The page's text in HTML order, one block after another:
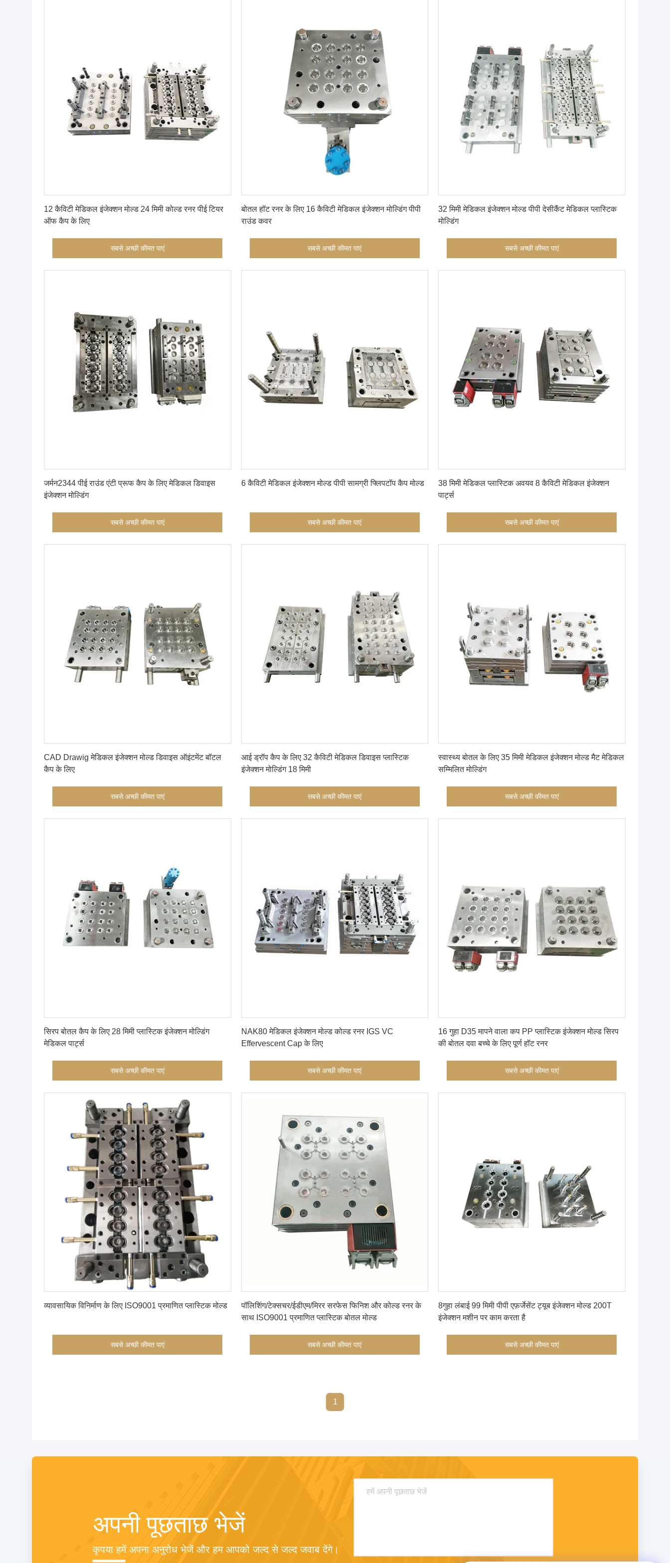
12 कैविटी मेडिकल इंजेक्शन मोल्ड 24 मिमी कोल्ड रनर पीई टियर
ऑफ कैप के लिए
सबसे अच्छी कीमत पाएं
बोतल हॉट रनर के लिए 16 कैविटी मेडिकल इंजेक्शन मोल्डिंग पीपी
राउंड कवर
सबसे अच्छी कीमत पाएं
32 मिमी मेडिकल इंजेक्शन मोल्ड पीपी देसीकैंट मेडिकल प्लास्टिक
मोल्डिंग
सबसे अच्छी कीमत पाएं
जर्मन2344 पीई राउंड एंटी प्रूफ कैप के लिए मेडिकल डिवाइस
इंजेक्शन मोल्डिंग
सबसे अच्छी कीमत पाएं
6 कैविटी मेडिकल इंजेक्शन मोल्ड पीपी सामग्री फ्लिपटॉप कैप मोल्ड
सबसे अच्छी कीमत पाएं
38 मिमी मेडिकल प्लास्टिक अवयव 8 कैविटी मेडिकल इंजेक्शन
पार्ट्स
सबसे अच्छी कीमत पाएं
CAD Drawig मेडिकल इंजेक्शन मोल्ड डिवाइस ऑइंटमेंट बॉटल
कैप के लिए
सबसे अच्छी कीमत पाएं
आई ड्रॉप कैप के लिए 32 कैविटी मेडिकल डिवाइस प्लास्टिक
इंजेक्शन मोल्डिंग 18 मिमी
सबसे अच्छी कीमत पाएं
स्वास्थ्य बोतल के लिए 35 मिमी मेडिकल इंजेक्शन मोल्ड मैट मेडिकल
सम्मिलित मोल्डिंग
सबसे अच्छी कीमत पाएं
सिरप बोतल कैप के लिए 28 मिमी प्लास्टिक इंजेक्शन मोल्डिंग
मेडिकल पार्ट्स
सबसे अच्छी कीमत पाएं
NAK80 मेडिकल इंजेक्शन मोल्ड कोल्ड रनर IGS VC
Effervescent Cap के लिए
सबसे अच्छी कीमत पाएं
16 गुहा D35 मापने वाला कप PP प्लास्टिक इंजेक्शन मोल्ड सिरप
की बोतल दवा बच्चे के लिए पूर्ण हॉट रनर
सबसे अच्छी कीमत पाएं
व्यावसायिक विनिर्माण के लिए ISO9001 प्रमाणित प्लास्टिक मोल्ड
सबसे अच्छी कीमत पाएं
पॉलिशिंग/टेक्सचर/ईडीएम/मिरर सरफेस फिनिश और कोल्ड रनर के
साथ ISO9001 प्रमाणित प्लास्टिक बोतल मोल्ड
सबसे अच्छी कीमत पाएं
8गुहा लंबाई 99 मिमी पीपी एफ़र्जेसेंट ट्यूब इंजेक्शन मोल्ड 200T
इंजेक्शन मशीन पर काम करता है
सबसे अच्छी कीमत पाएं
1
अपनी पूछताछ भेजें
कृपया हमें अपना अनुरोध भेजें और हम आपको जल्द से जल्द जवाब देंगे।